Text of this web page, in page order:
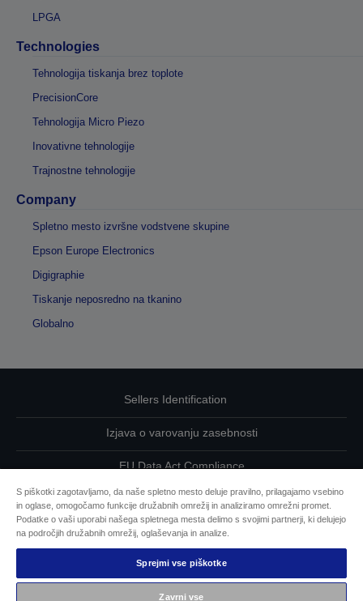
LPGA
Technologies
Tehnologija tiskanja brez toplote
PrecisionCore
Tehnologija Micro Piezo
Inovativne tehnologije
Trajnostne tehnologije
Company
Spletno mesto izvršne vodstvene skupine
Epson Europe Electronics
Digigraphie
Tiskanje neposredno na tkanino
Globalno
Sellers Identification
Izjava o varovanju zasebnosti
EU Data Act Compliance
Kontaktirajte nas glede svojih podatkov
Informacije o piškotkih
Epsonova zavezanost dostopnosti
S piškotki zagotavljamo, da naše spletno mesto deluje pravilno, prilagajamo vsebino
in oglase, omogočamo funkcije družabnih omrežij in analiziramo omrežni promet.
Podatke o vaši uporabi našega spletnega mesta delimo s svojimi partnerji, ki delujejo
na področjih družabnih omrežij, oglaševanja in analize.
Sprejmi vse piškotke
Zavrni vse